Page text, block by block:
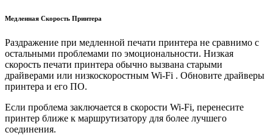
Медленная Скорость Принтера
Раздражение при медленной печати принтера не сравнимо с
остальными проблемами по эмоциональности. Низкая
скорость печати принтера обычно вызвана старыми
драйверами или низкоскоростным Wi-Fi . Обновите драйверы
принтера и его ПО.
Если проблема заключается в скорости Wi-Fi, перенесите
принтер ближе к маршрутизатору для более лучшего
соединения.